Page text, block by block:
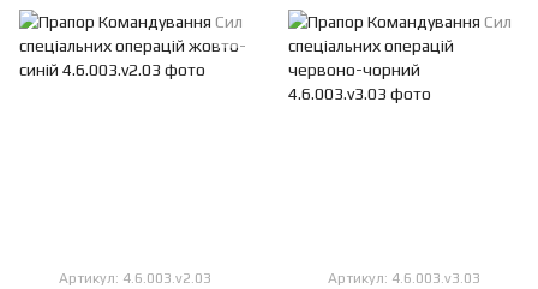
Артикул: 4.6.003.v2.03 Артикул: 4.6.003.v3.03